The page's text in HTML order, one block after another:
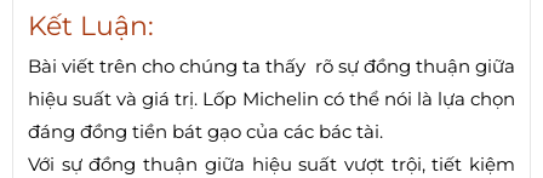
Kết Luận:
Bài viết trên cho chúng ta thấy rõ sự đồng thuận giữa
hiệu suất và giá trị. Lốp Michelin có thể nói là lựa chọn
đáng đồng tiền bát gạo của các bác tài.
Với sự đồng thuận giữa hiệu suất vượt trội, tiết kiệm